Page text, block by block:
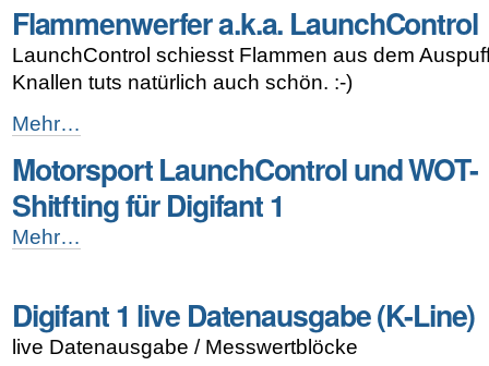
Flammenwerfer a.k.a. LaunchControl
LaunchControl schiesst Flammen aus dem
Knallen tuts natürlich auch schön. :-)
Flammenwerfer
a.k.a.
LaunchControl
-
Mehr…
Motorsport LaunchControl und WOT-
Shitfting für Digifant 1
Motorsport
LaunchControl
Shitfting
für
Digifant
Mehr…
Digifant 1 live Datenausgabe (K-Line)
live Datenausgabe / Messwertblöcke